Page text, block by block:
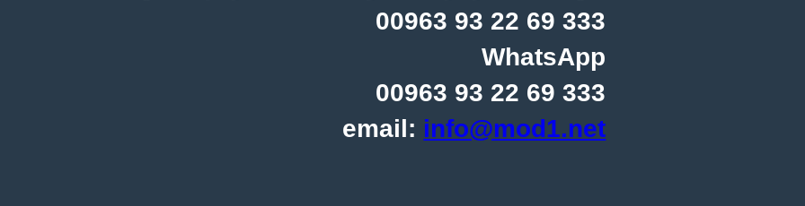
00963 93 22 69 333
WhatsApp
00963 93 22 69 333
email: info@mod1.net